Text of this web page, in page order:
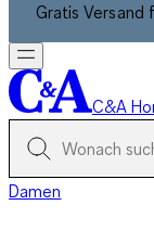
Gratis Versand
C&A
Damen